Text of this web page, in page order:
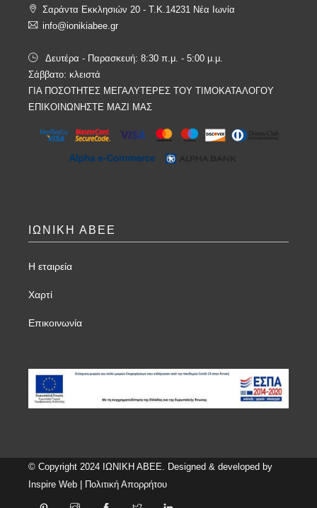
Σαράντα Εκκλησιών 20 - T.K.14231 Νέα Ιωνία
info@ionikiabee.gr
Δευτέρα - Παρασκευή: 8:30 π.μ. - 5:00 μ.μ.
Σάββατο: κλειστά
ΓΙΑ ΠΟΣΟΤΗΤΕΣ ΜΕΓΑΛΥΤΕΡΕΣ ΤΟΥ ΤΙΜΟΚΑΤΑΛΟΓΟΥ
ΕΠΙΚΟΙΝΩΝΗΣΤΕ ΜΑΖΙ ΜΑΣ
ΙΩΝΙΚΗ ΑΒΕΕ
Η εταιρεία
Χαρτί
Επικοινωνία
© Copyright 2024 ΙΩΝΙΚΗ ΑΒΕΕ. Designed & developed by
Inspire Web
Πολιτική Απορρήτου